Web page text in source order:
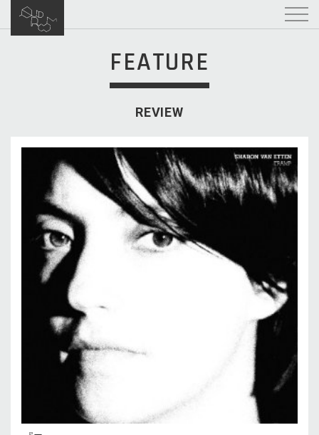
FEATURE
REVIEW